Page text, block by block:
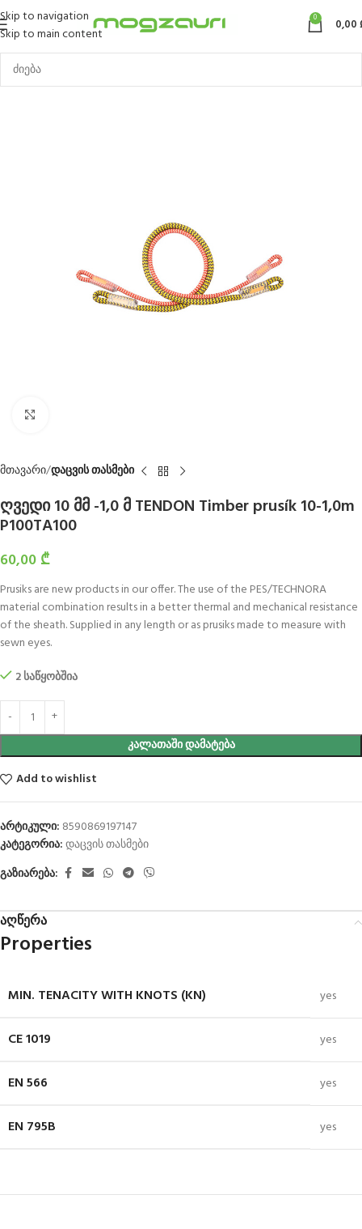
Skip to navigation
Skip to main content
0 0,00
მთავარი დაცვის თასმები
ღვედი 10 მმ -1,0 მ TENDON Timber prusík 10-1,0m
P100TA100
60,00 ₾
Prusiks are new products in our offer. The use of the PES/TECHNORA
material combination results in a better thermal and mechanical resistance
of the sheath. Supplied in any length or as prusiks made to measure with
sewn eyes.
2 საწყობშია
ᲙᲐᲚᲐᲗᲐᲨᲘ ᲓᲐᲛᲐᲢᲔᲑᲐ
Add to wishlist
არტიკული: 8590869197147
კატეგორია:დაცვის თასმები
გაზიარება:
აღწერა
Properties
MIN. TENACITY WITH KNOTS (KN) yes
CE 1019 yes
EN 566 yes
EN 795B yes